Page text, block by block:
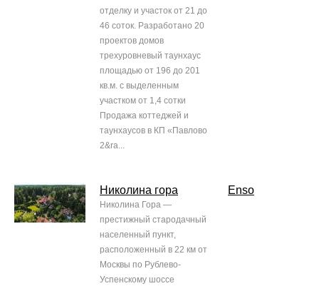
отделку и участок от 21 до
46 соток. Разработано 20
проектов домов
трехуровневый таунхаус
площадью от 196 до 201
кв.м. с выделенным
участком от 1,4 сотки
Продажа коттеджей и
таунхаусов в КП «Павлово
2&ra...
Николина гора
Николина Гора —
престижный стародачный
населенный пункт,
расположенный в 22 км от
Москвы по Рублево-
Успенскому шоссе
Enso